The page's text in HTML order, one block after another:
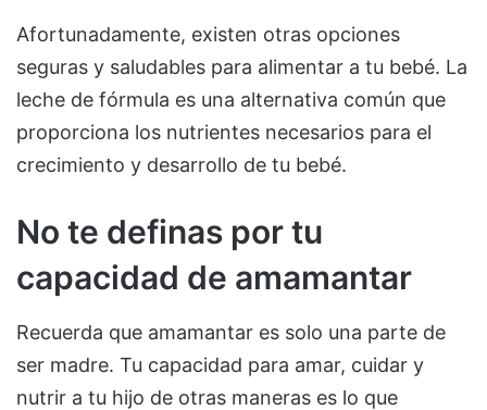
Afortunadamente, existen otras opciones
seguras y saludables para alimentar a tu bebé. La
leche de fórmula es una alternativa común que
proporciona los nutrientes necesarios para el
crecimiento y desarrollo de tu bebé.
No te definas por tu
capacidad de amamantar
Recuerda que amamantar es solo una parte de
ser madre. Tu capacidad para amar, cuidar y
nutrir a tu hijo de otras maneras es lo que